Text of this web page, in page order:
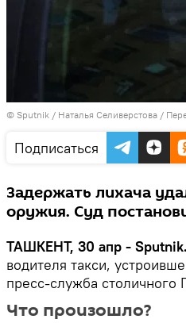
© Sputnik / Наталья Селиверстова /
Подписаться
Задержать лихача
оружия. Суд
ТАШКЕНТ, 30 апр - Sputnik.
водителя такси,
пресс-служба
Что произошло?